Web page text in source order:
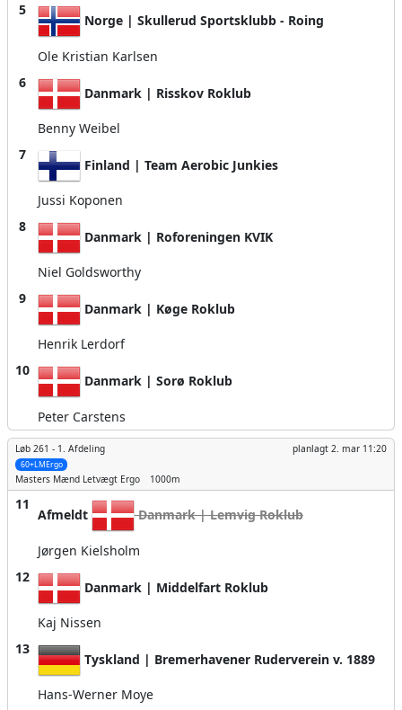
5
Norge | Skullerud Sportsklubb - Roing
Ole Kristian Karlsen
6
Danmark | Risskov Roklub
Benny Weibel
7
Finland | Team Aerobic Junkies
Jussi Koponen
8
Danmark | Roforeningen KVIK
Niel Goldsworthy
9
Danmark | Køge Roklub
Henrik Lerdorf
10
Danmark | Sorø Roklub
Peter Carstens
Løb 261 - 1. Afdeling planlagt 2. mar 11:20
60+LMErgo
Masters Mænd Letvægt Ergo 1000m
11
Afmeldt Danmark | Lemvig Roklub
Jørgen Kielsholm
12
Danmark | Middelfart Roklub
Kaj Nissen
13
Tyskland | Bremerhavener Ruderverein v. 1889
Hans-Werner Moye